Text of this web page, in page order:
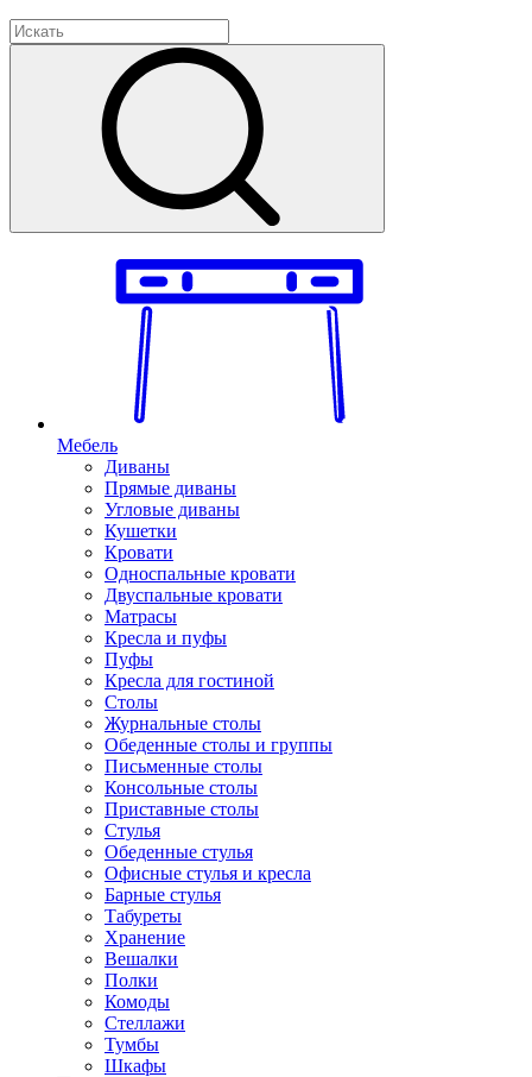
Мебель
Диваны
Прямые диваны
Угловые диваны
Кушетки
Кровати
Односпальные кровати
Двуспальные кровати
Матрасы
Кресла и пуфы
Пуфы
Кресла для гостиной
Столы
Журнальные столы
Обеденные столы и группы
Письменные столы
Консольные столы
Приставные столы
Стулья
Обеденные стулья
Офисные стулья и кресла
Барные стулья
Табуреты
Хранение
Вешалки
Полки
Комоды
Стеллажи
Тумбы
Шкафы